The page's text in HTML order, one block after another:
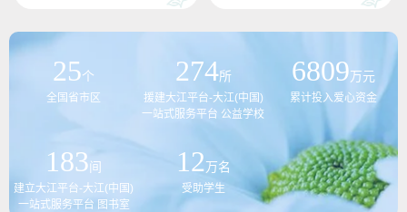
25个
全国省市区
274所
援建大江平台-大江(中国)
一站式服务平台 公益学校
6809万元
累计投入爱心资金
183间
建立大江平台-大江(中国)
一站式服务平台 图书室
12万名
受助学生